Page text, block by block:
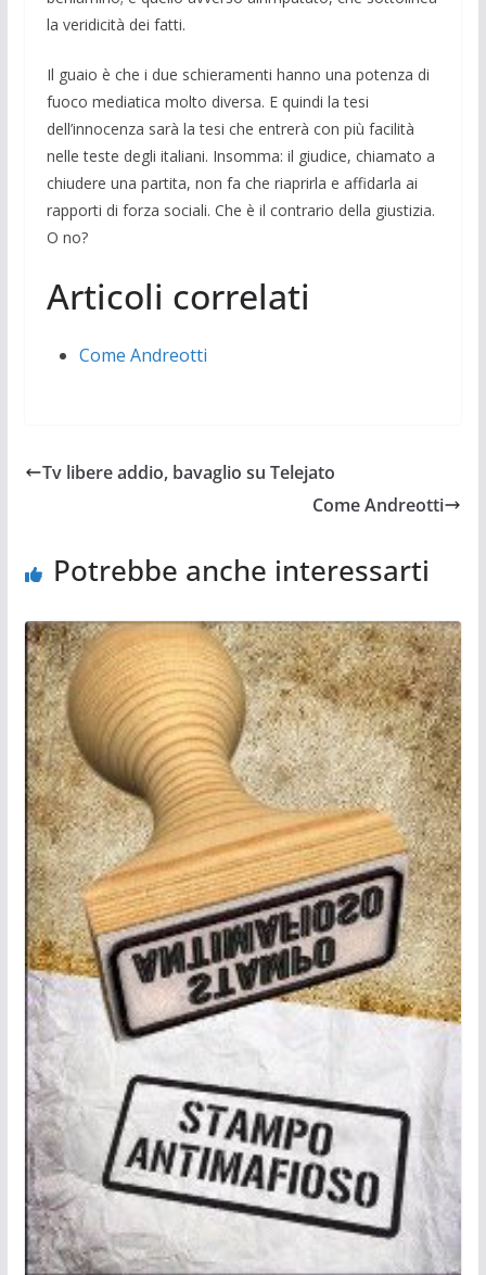
la veridicità dei fatti.
Il guaio è che i due schieramenti han­no una potenza di
fuoco mediatica molto diversa. E quindi la tesi
dell’innocenza sarà la tesi che entrerà con più facilità
nelle teste degli italia­ni. Insomma: il giudice, chiamato a
chiudere una partita, non fa che riaprirla e affidarla ai
rapporti di forza sociali. Che è il contrario della giustizia.
O no?
Articoli correlati
Come Andreotti
Tv libere addio, bavaglio su Telejato
Come Andreotti
Potrebbe anche interessarti